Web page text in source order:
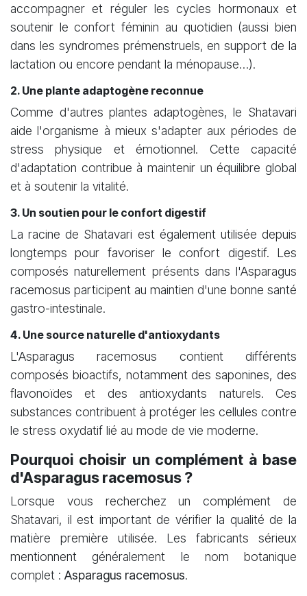
accompagner et réguler les cycles hormonaux et
soutenir le confort féminin au quotidien (aussi bien
dans les syndromes prémenstruels, en support de la
lactation ou encore pendant la ménopause…).
2. Une plante adaptogène reconnue
Comme d'autres plantes adaptogènes, le Shatavari
aide l'organisme à mieux s'adapter aux périodes de
stress physique et émotionnel. Cette capacité
d'adaptation contribue à maintenir un équilibre global
et à soutenir la vitalité.
3. Un soutien pour le confort digestif
La racine de Shatavari est également utilisée depuis
longtemps pour favoriser le confort digestif. Les
composés naturellement présents dans l'Asparagus
racemosus participent au maintien d'une bonne santé
gastro-intestinale.
4. Une source naturelle d'antioxydants
L'Asparagus racemosus contient différents
composés bioactifs, notamment des saponines, des
flavonoïdes et des antioxydants naturels. Ces
substances contribuent à protéger les cellules contre
le stress oxydatif lié au mode de vie moderne.
Pourquoi choisir un complément à base
d'Asparagus racemosus ?
Lorsque vous recherchez un complément de
Shatavari, il est important de vérifier la qualité de la
matière première utilisée. Les fabricants sérieux
mentionnent généralement le nom botanique
complet : Asparagus racemosus.